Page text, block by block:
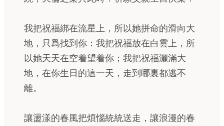
我把祝福綁在流星上，所以她拼命的滑向大
地，只爲找到你：我把祝福放在白雲上，所
以她天天在空着望着你；我把祝福灑滿大
地，在你生日的這一天，走到哪裏都逃不
離。
讓盪漾的春風把煩惱統統送走，讓浪漫的春